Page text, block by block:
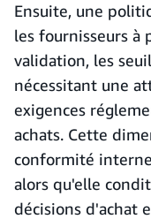
Ensuite, une
les fournisseurs à
validation, les
nécessitant une
exigences
achats. Cette
conformité
alors qu'elle
décisions d'achat